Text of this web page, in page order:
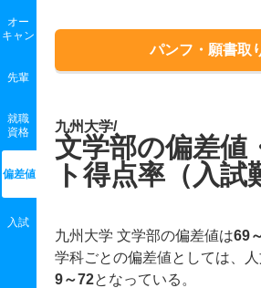
パンフ・願書取
オー
キャン
先輩
就職
資格
偏差値
入試
九州大学/
文学部の偏差値
ト得点率（入試
九州大学 文学部の偏差値は69
学科ごとの偏差値としては、
9～72となっている。